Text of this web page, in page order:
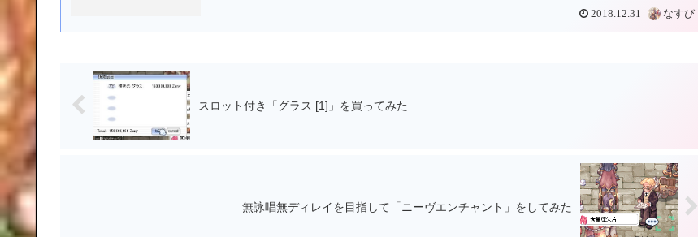
2018.12.31 なすび
スロット付き「グラス [1]」を買ってみた
無詠唱無ディレイを目指して「ニーヴエンチャント」をしてみた